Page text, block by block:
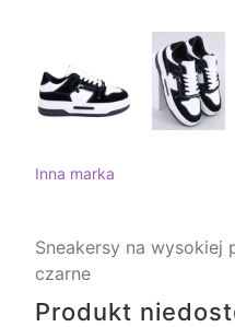
Inna marka
Sneakersy na wysokiej
czarne
Produkt